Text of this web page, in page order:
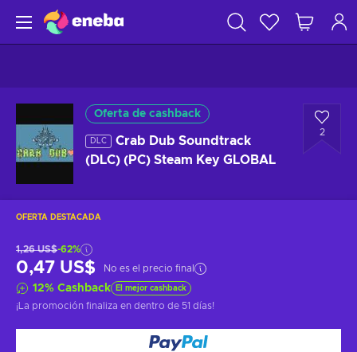
Oferta de cashback
DLC
Crab Dub Soundtrack
(DLC) (PC) Steam Key GLOBAL
2
OFERTA DESTACADA
1,26 US$-62%
0,47 US$ No es el precio final
12% Cashback El mejor cashback
¡La promoción finaliza en dentro de 51 días!